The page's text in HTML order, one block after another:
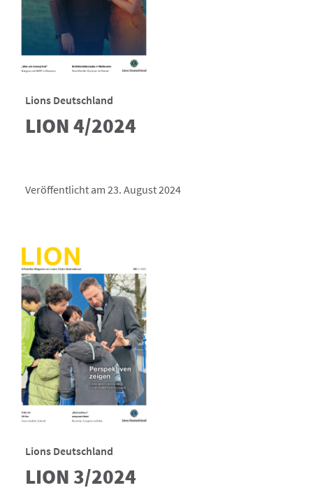
Lions Deutschland
LION 4/2024
Veröffentlicht am 23. August 2024
Lions Deutschland
LION 3/2024